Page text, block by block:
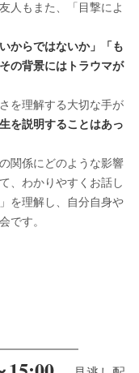
人もまた、「目撃によ
からではないか」「も
の背景にはトラウマが
を理解する大切な手が
を説明することはあっ
関係にどのような影響
、わかりやすくお話し
を理解し、自分自身や
です。